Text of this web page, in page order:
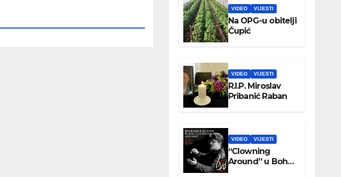
VIDEO VIJESTI
Na OPG-u obitelji
Čupić
VIDEO VIJESTI
R.I.P. Miroslav
Pribanić Raban
VIDEO VIJESTI
“Clowning
Around” u Boho
parku